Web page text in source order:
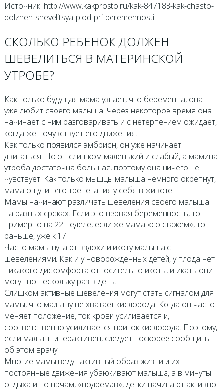
Источник: http://www.kakprosto.ru/kak-847188-kak-chasto-
dolzhen-shevelitsya-plod-pri-beremennosti
CКОЛЬКО РЕБЕНОК ДОЛЖЕН
ШЕВЕЛИТЬСЯ В МАТЕРИНСКОЙ
УТРОБЕ?
Как только будущая мама узнает, что беременна, она
уже любит своего малыша! Через некоторое время она
начинает с ним разговаривать и с нетерпением ожидает,
когда же почувствует его движения.
Как только появился эмбрион, он уже начинает
двигаться. Но он слишком маленький и слабый, а мамина
утроба достаточна большая, поэтому она ничего не
чувствует. Как только мышцы малыша немного окрепнут,
мама ощутит его трепетания у себя в животе.
Мамы начинают различать шевеления своего малыша
на разных сроках. Если это первая беременность, то
примерно на 22 неделе, если же мама «со стажем», то
раньше, уже к 17.
Часто мамы путают вздохи и икоту малыша с
шевелениями. Как и у новорожденных детей, у плода нет
никакого дискомфорта относительно икоты, и икать они
могут по нескольку раз в день.
Слишком активные шевеления могут стать сигналом для
мамы, что малышу не хватает кислорода. Когда он часто
меняет положение, ток крови усиливается и,
соответственно усиливается приток кислорода. Поэтому,
если малыш гиперактивен, следует поскорее сообщить
об этом врачу.
Многие мамы ведут активный образ жизни и их
постоянные движения убаюкивают малыша, а в минуты
отдыха и по ночам, «подремав», детки начинают активно